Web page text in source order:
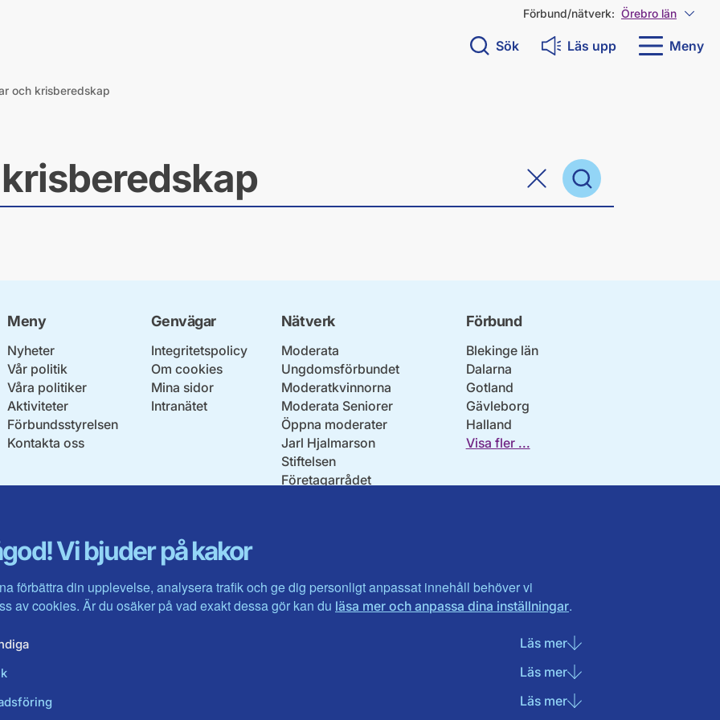
Vi bjuder på kakor
förbättra din upplevelse, analysera trafik och ge dig personligt anpassat innehåll behöver vi
av cookies. Är du osäker på vad exakt dessa gör kan du läsa mer och anpassa dina inställningar.
Läs merom Nödvändiga cookies
Läs merom Statistik cookies
Läs merom Marknadsföring
Förbund/nätverk: Örebro län Visa
Sök Läs upp Meny
och krisberedskap
Rensa sökfält
Sök
Meny
Nyheter
Vår politik
Våra politiker
Aktiviteter
Förbundsstyrelsen
Kontakta oss
Genvägar
Integritetspolicy
Om cookies
Mina sidor
Intranätet
Nätverk
Moderata
Ungdomsförbundet
Moderatkvinnorna
Moderata Seniorer
Öppna moderater
Jarl Hjalmarson
Stiftelsen
Företagarrådet
Förbund
Blekinge län
Dalarna
Gotland
Gävleborg
Halland
Visa fler ...